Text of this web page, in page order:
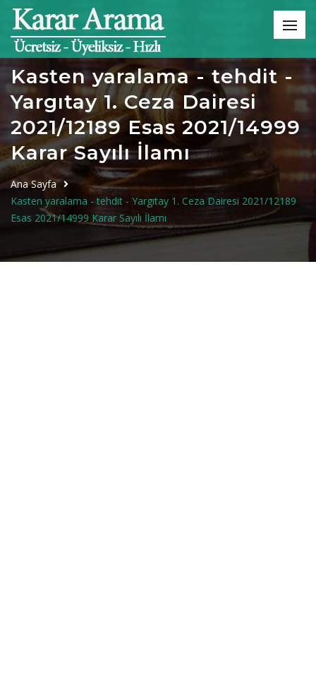
Kasten yaralama - tehdit -
Yargıtay 1. Ceza Dairesi
2021/12189 Esas 2021/14999
Karar Sayılı İlamı
Ana Sayfa
Kasten yaralama - tehdit - Yargıtay 1. Ceza Dairesi 2021/12189
Esas 2021/14999 Karar Sayılı İlamı